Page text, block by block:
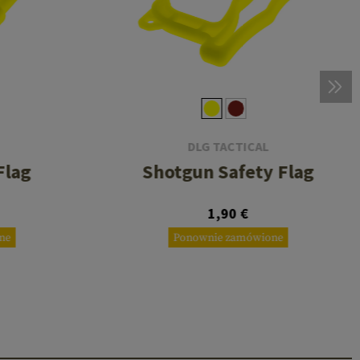
DLG TACTICAL
Shotgun Safety Flag
1,90 €
Ponownie zamówione